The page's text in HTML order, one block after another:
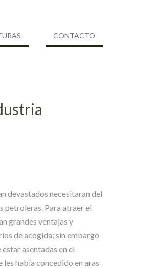
CONTACTO
devastados necesitaran del
petroleras. Para atraer el
grandes ventajas y
de acogida; sin embargo
asentadas en el
había concedido en aras